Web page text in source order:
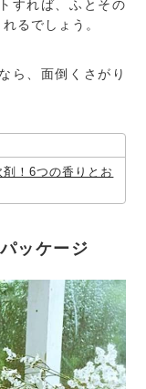
すれば、ふとその
るでしょう。
ら、面倒くさがり
！6つの香りとお
ッケージ